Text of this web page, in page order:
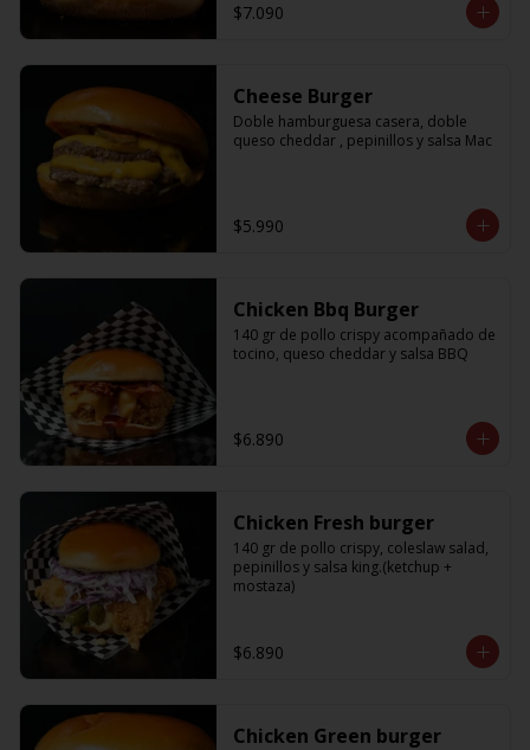
$7.090
Cheese Burger
Doble hamburguesa casera, doble
queso cheddar , pepinillos y salsa Mac
$5.990
Chicken Bbq Burger
140 gr de pollo crispy acompañado de
tocino, queso cheddar y salsa BBQ
$6.890
Chicken Fresh burger
140 gr de pollo crispy, coleslaw salad,
pepinillos y salsa king.(ketchup +
mostaza)
$6.890
Chicken Green burger